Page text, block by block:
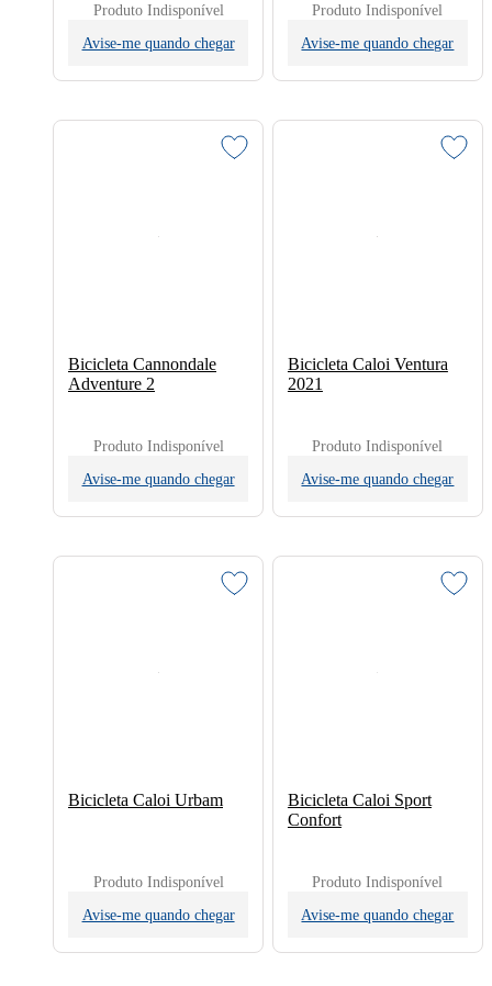
Produto Indisponível
Avise-me quando chegar
Produto Indisponível
Avise-me quando chegar
Bicicleta Cannondale
Adventure 2
Produto Indisponível
Avise-me quando chegar
Bicicleta Caloi Ventura
2021
Produto Indisponível
Avise-me quando chegar
Bicicleta Caloi Urbam
Produto Indisponível
Avise-me quando chegar
Bicicleta Caloi Sport
Confort
Produto Indisponível
Avise-me quando chegar